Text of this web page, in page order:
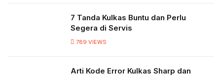
7 Tanda Kulkas Buntu dan Perlu
Segera di Servis
789 VIEWS
Arti Kode Error Kulkas Sharp dan